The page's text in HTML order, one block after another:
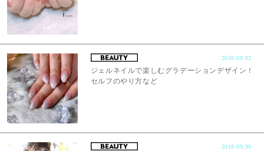
2020.09.02
ジェルネイルで楽しむグラデーションデザイン！
セルフのやり方など
2018.09.30